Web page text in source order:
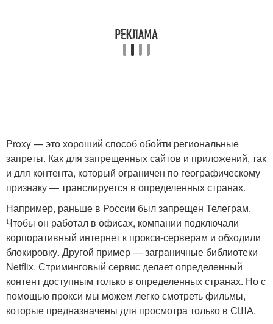
Proxy — это хороший способ обойти региональные
запреты. Как для запрещенных сайтов и приложений, так
и для контента, который ограничен по географическому
признаку — транслируется в определенных странах.
Например, раньше в России был запрещен Телеграм.
Чтобы он работал в офисах, компании подключали
корпоративный интернет к прокси-серверам и обходили
блокировку. Другой пример — заграничные библиотеки
Netflix. Стриминговый сервис делает определенный
контент доступным только в определенных странах. Но с
помощью прокси мы можем легко смотреть фильмы,
которые предназначены для просмотра только в США.